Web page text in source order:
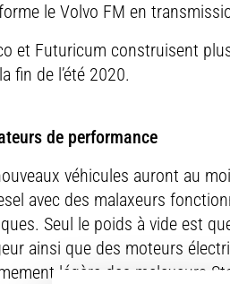
le Volvo FM en
et Futuricum construisent
fin de l’été 2020.
de performance
véhicules auront au
avec des malaxeurs
Seul le poids à vide est
ainsi que des moteurs
légère des malaxeurs